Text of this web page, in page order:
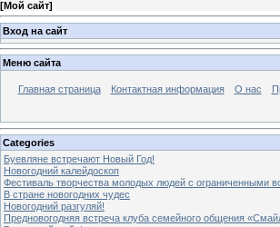
[Мой сайт]
Вход на сайт
Меню сайта
Главная страница Контактная информация О нас
Categories
Буевляне встречают Новый Год!
Новогодний калейдоскоп
Фестиваль творчества молодых людей с ограниченными
В стране новогодних чудес
Новогодний разгуляй!
Предновогодняя встреча клуба семейного общения